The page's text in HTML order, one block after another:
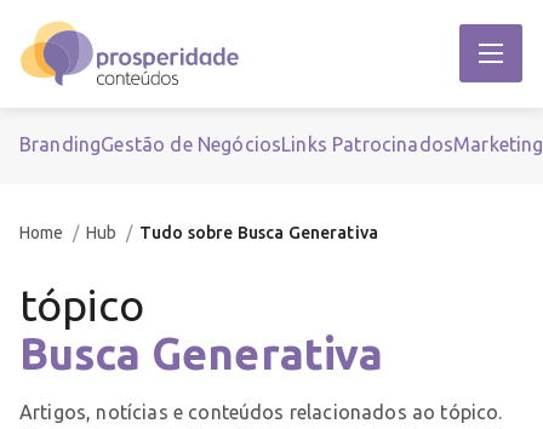
BrandingGestão de NegóciosLinks Patrocinados
Home Hub Tudo sobre Busca Generativa
tópico
Busca Generativa
Artigos, notícias e conteúdos relacionados ao tópico.